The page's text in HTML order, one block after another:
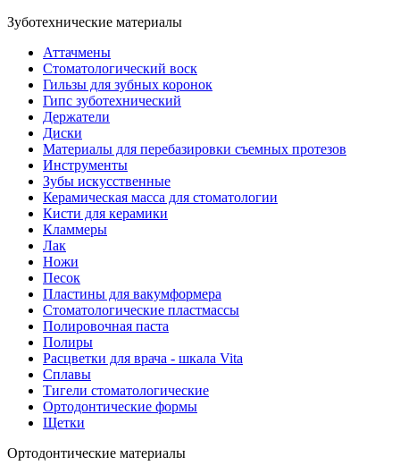
Зуботехнические материалы
Аттачмены
Стоматологический воск
Гильзы для зубных коронок
Гипс зуботехнический
Держатели
Диски
Материалы для перебазировки съемных протезов
Инструменты
Зубы искусственные
Керамическая масса для стоматологии
Кисти для керамики
Кламмеры
Лак
Ножи
Песок
Пластины для вакумформера
Стоматологические пластмассы
Полировочная паста
Полиры
Расцветки для врача - шкала Vita
Сплавы
Тигели стоматологические
Ортодонтические формы
Щетки
Ортодонтические материалы